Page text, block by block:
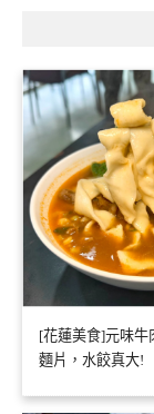
[花蓮美食]元味牛
麵片，水餃真大!